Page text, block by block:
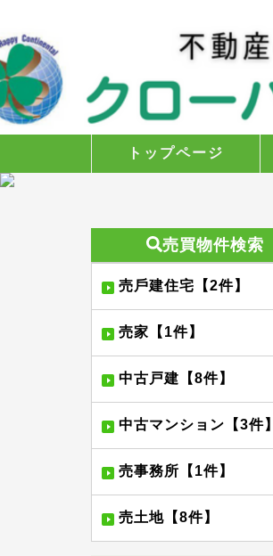
トップページ
売買物件検索
売⼾建住宅【2件】
売家【1件】
中古戸建【8件】
中古マンション【3件】
売事務所【1件】
売土地【8件】